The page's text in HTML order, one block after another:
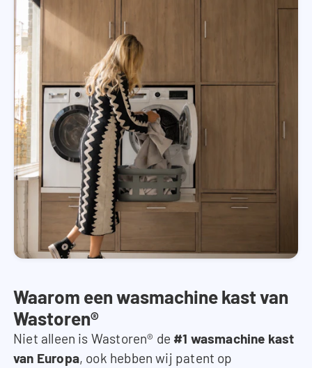
Waarom een wasmachine kast van
Wastoren®
Niet alleen is Wastoren® de #1 wasmachine kast
van Europa, ook hebben wij patent op